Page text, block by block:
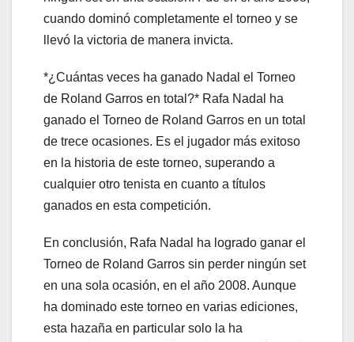
cuando dominó completamente el torneo y se
llevó la victoria de manera invicta.
*¿Cuántas veces ha ganado Nadal el Torneo
de Roland Garros en total?* Rafa Nadal ha
ganado el Torneo de Roland Garros en un total
de trece ocasiones. Es el jugador más exitoso
en la historia de este torneo, superando a
cualquier otro tenista en cuanto a títulos
ganados en esta competición.
En conclusión, Rafa Nadal ha logrado ganar el
Torneo de Roland Garros sin perder ningún set
en una sola ocasión, en el año 2008. Aunque
ha dominado este torneo en varias ediciones,
esta hazaña en particular solo la ha